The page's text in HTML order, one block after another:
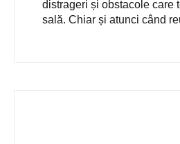
distrageri și obstacole care
sală. Chiar și atunci când